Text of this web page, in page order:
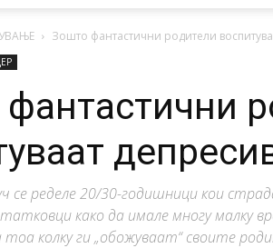
Зошто фантастични родители
се ределе 20/30-годишници кои
како да имале многу малку
тоа колку ги „обожуваат“ своите